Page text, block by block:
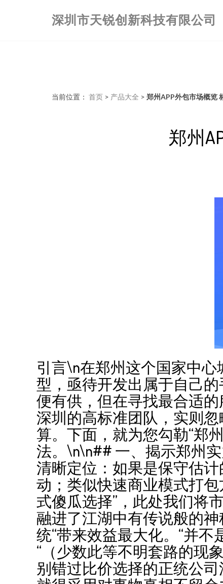
深圳市天锐创新科技有限公司
当前位置： 首页 > 产品大全 > 郑州APP外包市场概览
郑州
引言\n在郑州这个国家中
型，亟待开发出属于自己
便有供，但在寻找最合适
深圳的高标准团队，实则
算。下面，就为您勾勒“郑
法。\n\n## 一、揭示郑州
清晰定位：如果是保守估
动；类似快速商业模式打
式傻瓜选择”，此处我们将
融进了江湖中有传说般的
统“带来效益最大化。“并
“（少数此等不明套路的现
别错过比价选择的正统公